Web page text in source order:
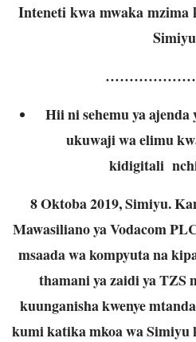
Inteneti kwa mwaka mzima
Hii ni sehemu ya ajenda
ukuwaji wa elimu
kidigitali
8 Oktoba 2019, Simiyu.
Mawasiliano ya Vodacom
msaada wa kompyuta na
thamani ya zaidi ya TZS
kuunganisha kwenye
kumi katika mkoa wa Simiyu